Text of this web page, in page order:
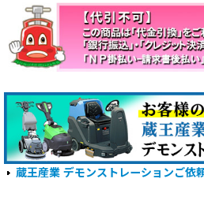
蔵王産業 デモンストレーションご依